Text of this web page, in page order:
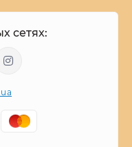
сетях: